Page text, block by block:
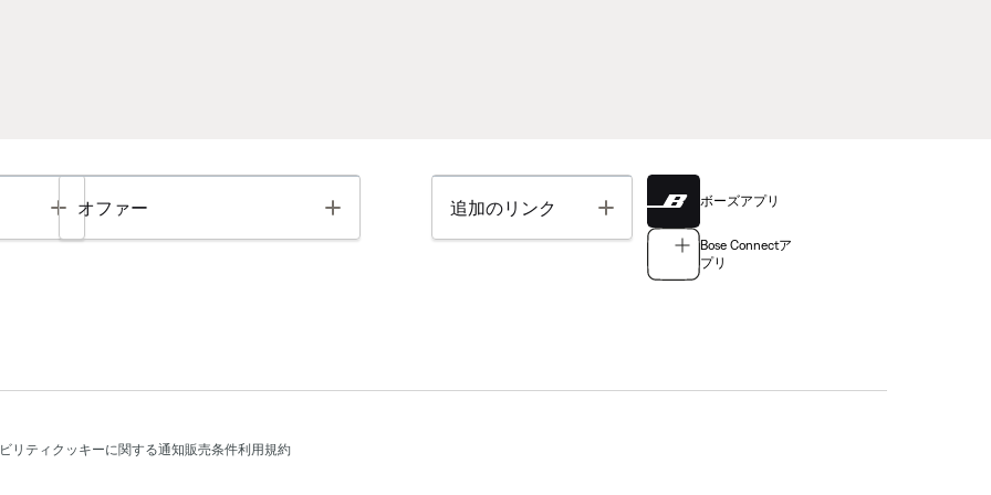
Toggle
オファー Toggle 追加のリンク Toggle ボーズアプリ
Bose Connectア
プリ
リティ クッキーに関する通知販売条件利用規約